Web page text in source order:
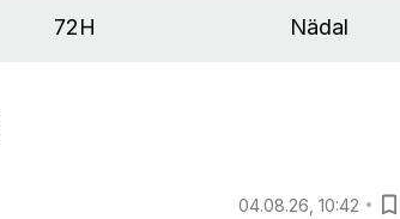
72H Nädal
04.08.26, 10:42